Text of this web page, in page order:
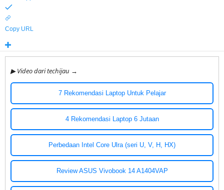
Copy URL
▶ Video dari techijau →
7 Rekomendasi Laptop Untuk Pelajar
4 Rekomendasi Laptop 6 Jutaan
Perbedaan Intel Core Ulra (seri U, V, H, HX)
Review ASUS Vivobook 14 A1404VAP